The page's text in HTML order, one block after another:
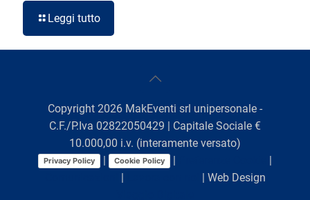
Leggi tutto
Copyright 2026 MakEventi srl unipersonale -
C.F./P.Iva 02822050429 | Capitale Sociale €
10.000,00 i.v. (interamente versato)
Privacy Policy | Cookie Policy |
|
|
| Web Design